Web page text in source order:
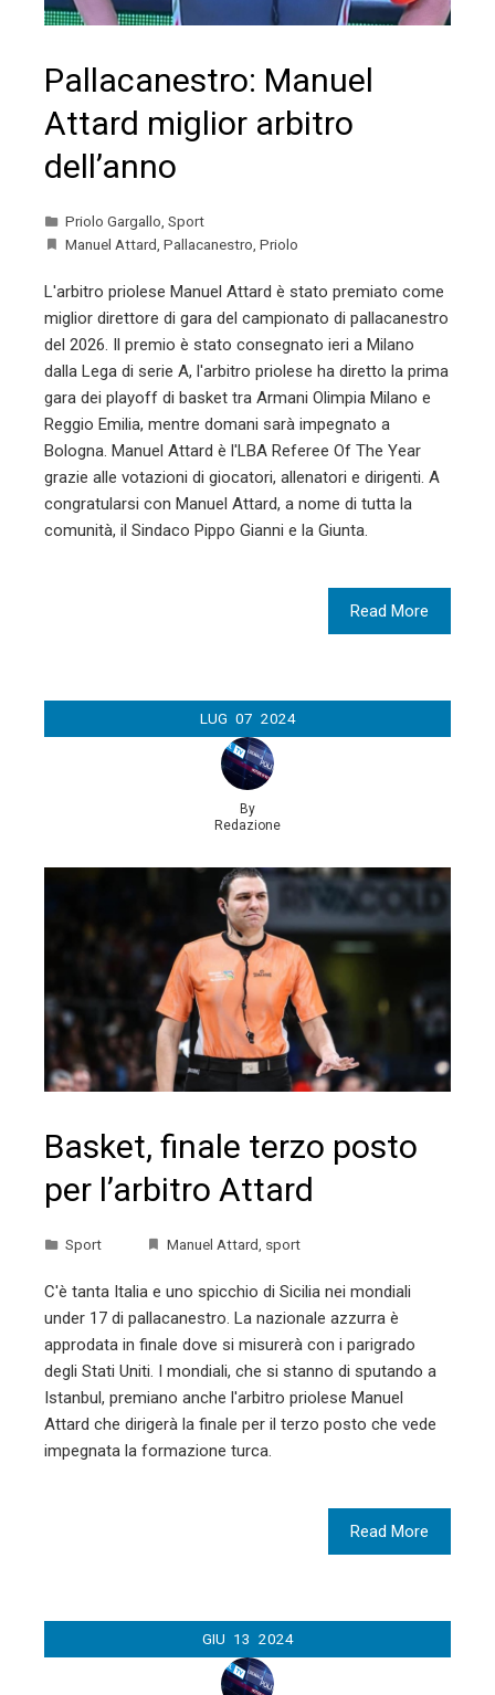
Pallacanestro: Manuel
Attard miglior arbitro
dell’anno
Priolo Gargallo, Sport
Manuel Attard, Pallacanestro, Priolo
L'arbitro priolese Manuel Attard è stato premiato come
miglior direttore di gara del campionato di pallacanestro
del 2026. Il premio è stato consegnato ieri a Milano
dalla Lega di serie A, l'arbitro priolese ha diretto la prima
gara dei playoff di basket tra Armani Olimpia Milano e
Reggio Emilia, mentre domani sarà impegnato a
Bologna. Manuel Attard è l'LBA Referee Of The Year
grazie alle votazioni di giocatori, allenatori e dirigenti. A
congratularsi con Manuel Attard, a nome di tutta la
comunità, il Sindaco Pippo Gianni e la Giunta.
Read More
LUG 07 2024
By
Redazione
Basket, finale terzo posto
per l’arbitro Attard
Sport Manuel Attard sport
C'è tanta Italia e uno spicchio di Sicilia nei mondiali
under 17 di pallacanestro. La nazionale azzurra è
approdata in finale dove si misurerà con i parigrado
degli Stati Uniti. I mondiali, che si stanno di sputando a
Istanbul, premiano anche l'arbitro priolese Manuel
Attard che dirigerà la finale per il terzo posto che vede
impegnata la formazione turca.
Read More
GIU 13 2024